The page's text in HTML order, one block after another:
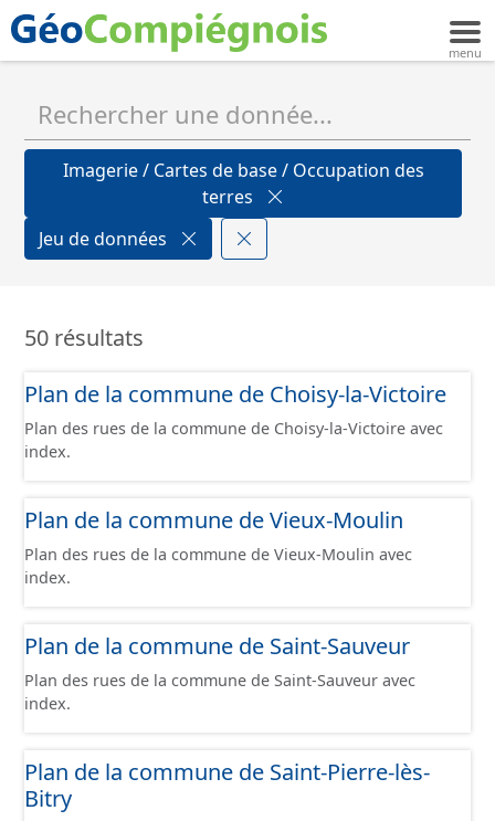
Imagerie / Cartes de base / Occupation des
terres
Jeu de données
50 résultats
Plan de la commune de Choisy-la-Victoire
Plan des rues de la commune de Choisy-la-Victoire avec
index.
Plan de la commune de Vieux-Moulin
Plan des rues de la commune de Vieux-Moulin avec
index.
Plan de la commune de Saint-Sauveur
Plan des rues de la commune de Saint-Sauveur avec
index.
Plan de la commune de Saint-Pierre-lès-
Bitry